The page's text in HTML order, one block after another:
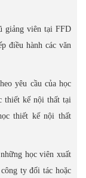
giảng viên tại FFD
điều hành các văn
yêu cầu của học
thiết kế nội thất tại
thiết kế nội thất
học viên xuất
ty đối tác hoặc